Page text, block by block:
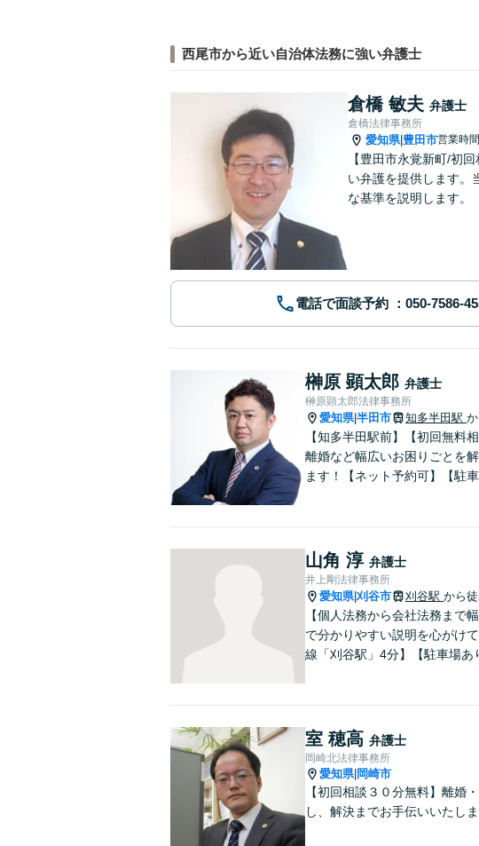
西尾市から近い自治体法務に強い弁護士
倉橋 敏夫 弁護士
倉橋法律事務所
愛知県| 豊田市営業時
【豊田市永覚新町/初
い弁護を提供します。
な基準を説明します。
電話で面談予約
榊原 顕太郎 弁護士
榊原顕太郎法律事務所
愛知県|半田市 知多半田駅
【知多半田駅前】【初回無料
離婚など幅広いお困りごとを
ます！【ネット予約可】【駐
山角 淳 弁護士
井上剛法律事務所
愛知県|刈谷市 刈谷駅 から
【個人法務から会社法務まで
で分かりやすい説明を心がけ
線「刈谷駅」4分】【駐車場あ
室 穂高 弁護士
岡崎北法律事務所
愛知県| 岡崎市
【初回相談３０分無料】離婚
し、解決までお手伝いいたしま